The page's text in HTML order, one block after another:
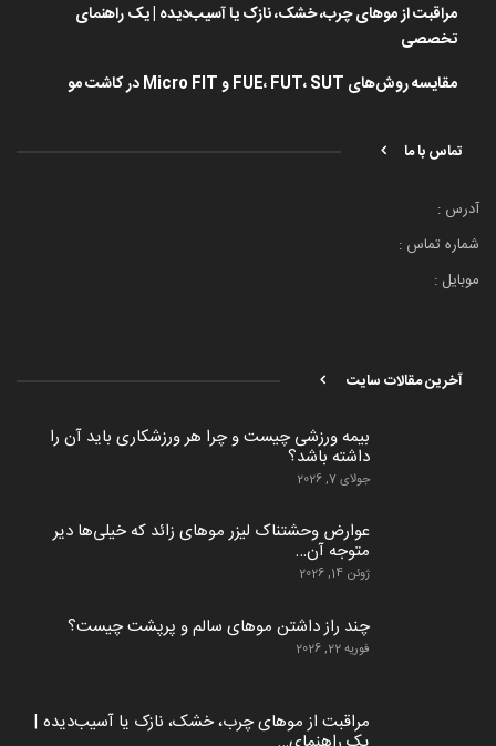
مراقبت از موهای چرب، خشک، نازک یا آسیب‌دیده | یک راهنمای
تخصصی
مقایسه روش‌های FUE، FUT، SUT و Micro FIT در کاشت مو
تماس با ما
آدرس :
شماره تماس :
موبایل :
آخرین مقالات سایت
بیمه ورزشی چیست و چرا هر ورزشکاری باید آن را
داشته باشد؟
جولای 7, 2026
عوارض وحشتناک لیزر موهای زائد که خیلی‌ها دیر
متوجه آن…
ژوئن 14, 2026
چند راز داشتن موهای سالم و پرپشت چیست؟
فوریه 22, 2026
مراقبت از موهای چرب، خشک، نازک یا آسیب‌دیده |